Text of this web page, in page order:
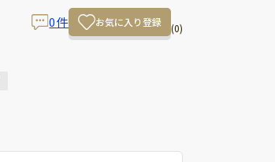
0件 お気に入り登録 (0)